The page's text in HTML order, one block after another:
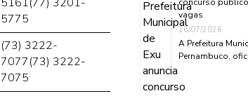
5775
(73) 3222-
7077(73) 3222-
7075
vagas
16/07/2026
A Prefeitura
Pernambuco,